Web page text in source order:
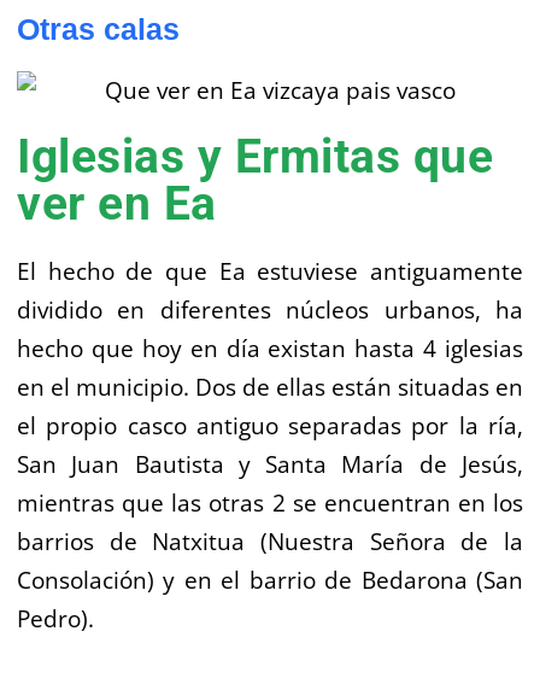
Otras calas
Iglesias y Ermitas que
ver en Ea
El hecho de que Ea estuviese antiguamente
dividido en diferentes núcleos urbanos, ha
hecho que hoy en día existan hasta 4 iglesias
en el municipio. Dos de ellas están situadas en
el propio casco antiguo separadas por la ría,
San Juan Bautista y Santa María de Jesús,
mientras que las otras 2 se encuentran en los
barrios de Natxitua (Nuestra Señora de la
Consolación) y en el barrio de Bedarona (San
Pedro).